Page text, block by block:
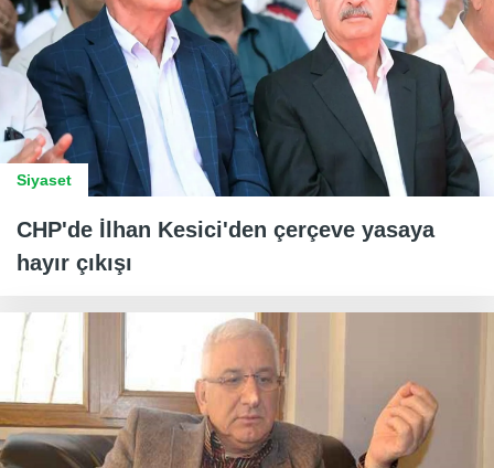
Siyaset
CHP'de İlhan Kesici'den çerçeve yasaya
hayır çıkışı